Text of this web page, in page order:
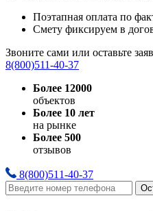
Поэтапная оплата по
Смету фиксируем в
Звоните сами или оставьте
8(800)511-40-37
Более 12000
объектов
Более 10 лет
на рынке
Более 500
отзывов
8(800)511-40-37